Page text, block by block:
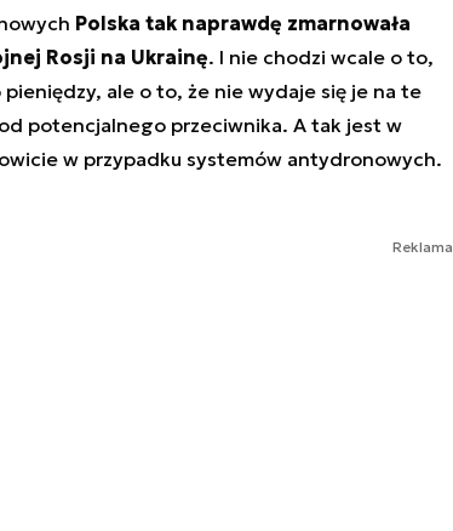
Polska tak naprawdę zmarnowała
Rosji na Ukrainę. I nie chodzi wcale o to,
pieniędzy, ale o to, że nie wydaje się je na te
potencjalnego przeciwnika. A tak jest w
w przypadku systemów antydronowych.
Reklama